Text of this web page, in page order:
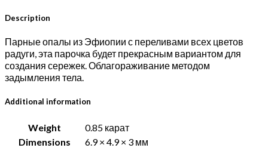
Description
Парные опалы из Эфиопии с переливами всех цветов
радуги, эта парочка будет прекрасным вариантом для
создания сережек. Облагораживание методом
задымления тела.
Additional information
Weight
0.85 карат
Dimensions
6.9 × 4.9 × 3 мм